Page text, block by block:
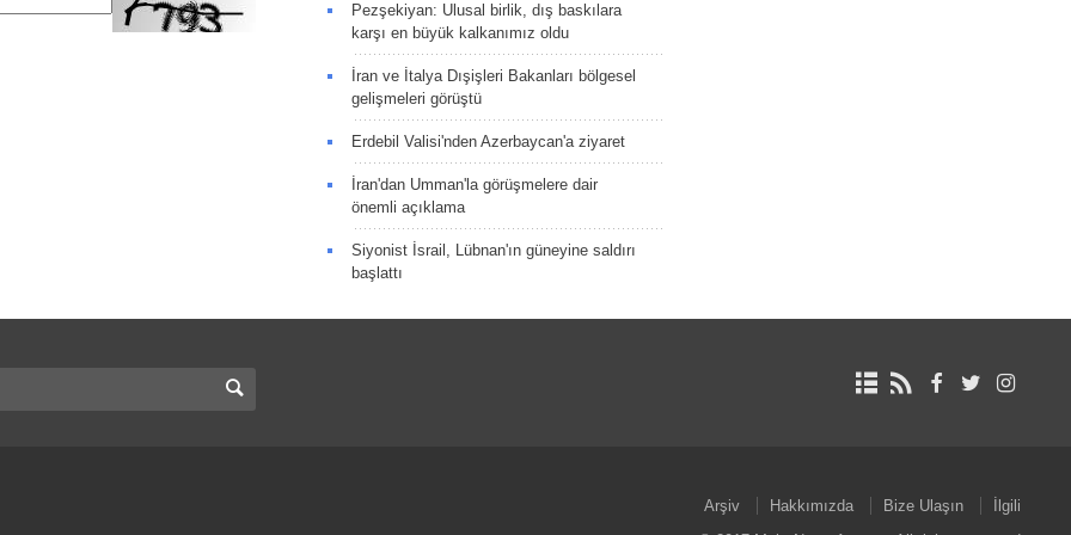
Pezşekiyan: Ulusal birlik, dış baskılara
karşı en büyük kalkanımız oldu
İran ve İtalya Dışişleri Bakanları bölgesel
gelişmeleri görüştü
Erdebil Valisi'nden Azerbaycan'a ziyaret
İran'dan Umman'la görüşmelere dair
önemli açıklama
Siyonist İsrail, Lübnan'ın güneyine saldırı
başlattı
Arşiv Hakkımızda Bize Ulaşın
İlgili